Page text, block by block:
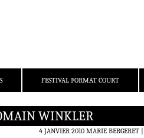
FESTIVAL FORMAT COURT
WINKLER
4 JANVIER 2010 MARIE BERGERET